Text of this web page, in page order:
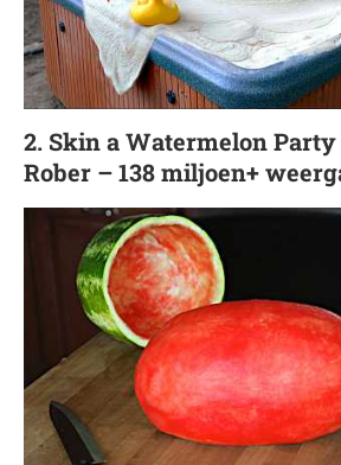
2. Skin a Watermelon
Rober – 138 miljoen+